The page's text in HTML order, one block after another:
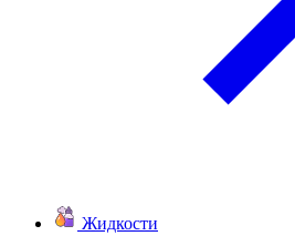
Жидкости